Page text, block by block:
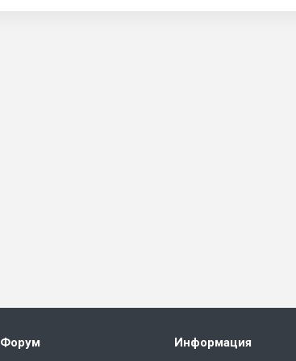
Форум Информация